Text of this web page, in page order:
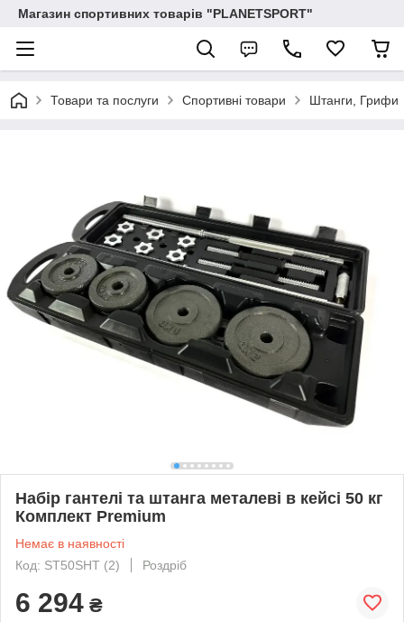
Магазин спортивних товарів "PLANETSPORT"
Товари та послуги Спортивні товари Штанги, Грифи
Набір гантелі та штанга металеві в кейсі 50 кг
Комплект Premium
Немає в наявності
Код: ST50SHT (2)
Роздріб
6 294 ₴